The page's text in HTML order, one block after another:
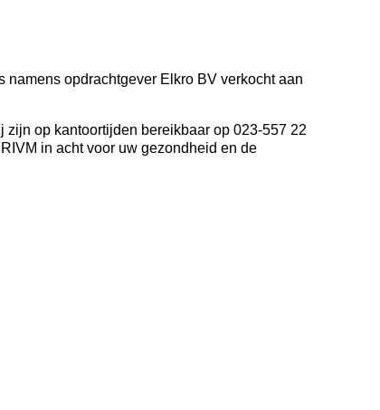
namens opdrachtgever Elkro BV verkocht aan
op kantoortijden bereikbaar op 023-557 22
in acht voor uw gezondheid en de